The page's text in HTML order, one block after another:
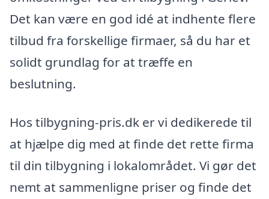
Det kan være en god idé at indhente flere
tilbud fra forskellige firmaer, så du har et
solidt grundlag for at træffe en
beslutning.
Hos tilbygning-pris.dk er vi dedikerede til
at hjælpe dig med at finde det rette firma
til din tilbygning i lokalområdet. Vi gør det
nemt at sammenligne priser og finde det